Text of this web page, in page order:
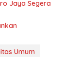
Jaya Segera
Umum